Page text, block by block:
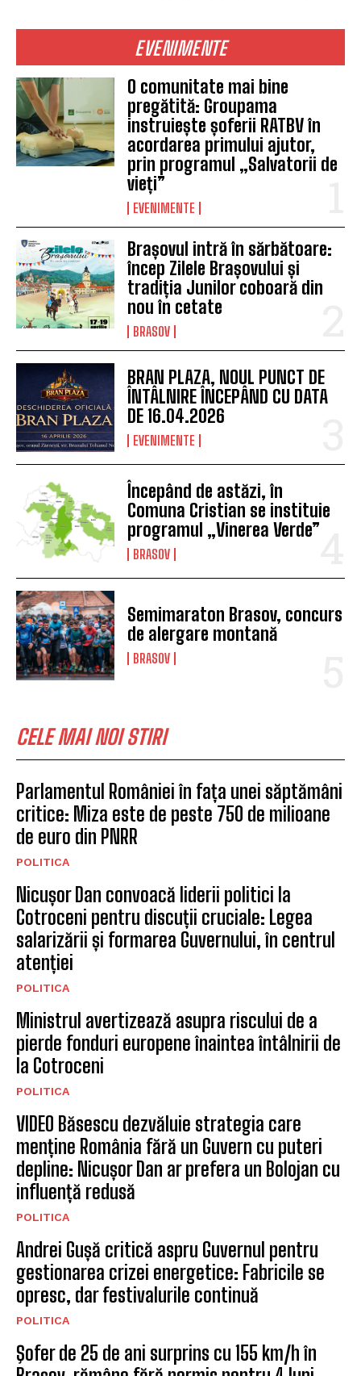
EVENIMENTE
O comunitate mai bine
pregătită: Groupama
instruiește șoferii RATBV în
acordarea primului ajutor,
prin programul „Salvatorii de
vieți”
EVENIMENTE
Brașovul intră în sărbătoare:
încep Zilele Brașovului și
tradiția Junilor coboară din
nou în cetate
BRASOV
BRAN PLAZA, NOUL PUNCT DE
ÎNTÂLNIRE ÎNCEPÂND CU DATA
DE 16.04.2026
EVENIMENTE
Începând de astăzi, în
Comuna Cristian se instituie
programul „Vinerea Verde”
BRASOV
Semimaraton Brasov, concurs
de alergare montană
BRASOV
CELE MAI NOI STIRI
Parlamentul României în fața unei săptămâni
critice: Miza este de peste 750 de milioane
de euro din PNRR
POLITICA
Nicușor Dan convoacă liderii politici la
Cotroceni pentru discuții cruciale: Legea
salarizării și formarea Guvernului, în centrul
atenției
POLITICA
Ministrul avertizează asupra riscului de a
pierde fonduri europene înaintea întâlnirii de
la Cotroceni
POLITICA
VIDEO Băsescu dezvăluie strategia care
menține România fără un Guvern cu puteri
depline: Nicușor Dan ar prefera un Bolojan cu
influență redusă
POLITICA
Andrei Gușă critică aspru Guvernul pentru
gestionarea crizei energetice: Fabricile se
opresc, dar festivalurile continuă
POLITICA
Şofer de 25 de ani surprins cu 155 km/h în